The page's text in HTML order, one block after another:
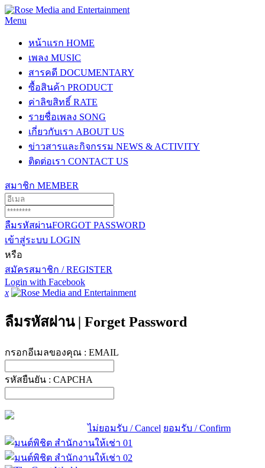
Menu
หน้าแรก HOME
เพลง MUSIC
สารคดี DOCUMENTARY
ซื้อสินค้า PRODUCT
ค่าลิขสิทธิ์ RATE
รายชื่อเพลง SONG
เกี่ยวกับเรา ABOUT US
ข่าวสารและกิจกรรม NEWS & ACTIVITY
ติดต่อเรา CONTACT US
สมาชิก MEMBER
ลืมรหัสผ่านFORGOT PASSWORD
เข้าสู่ระบบ LOGIN
หรือ
สมัครสมาชิก / REGISTER
Login with Facebook
x
ลืมรหัสผ่าน | Forget Password
กรอกอีเมลของคุณ : EMAIL
รหัสยืนยัน : CAPCHA
ไม่ยอมรับ / Cancel ยอมรับ / Confirm